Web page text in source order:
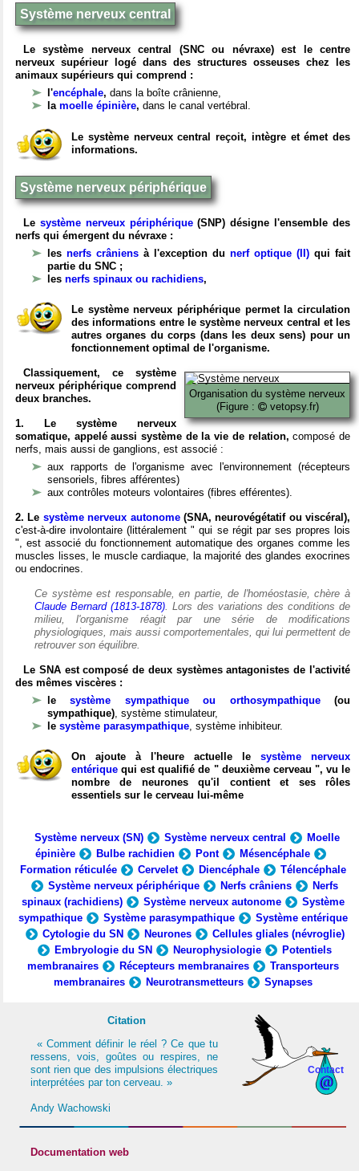
Système nerveux central
Le système nerveux central (SNC ou névraxe) est le centre
nerveux supérieur logé dans des structures osseuses chez les
animaux supérieurs qui comprend :
l'encéphale, dans la boîte crânienne,
la moelle épinière, dans le canal vertébral.
Le système nerveux central reçoit, intègre et émet des
informations.
Système nerveux périphérique
Le système nerveux périphérique(SNP) désigne l'ensemble des
nerfs qui émergent du névraxe :
les nerfs crâniens à l'exception du nerf optique (II) qui fait
partie du SNC ;
les nerfs spinaux ou rachidiens,
Le système nerveux périphérique permet la circulation
des informations entre le système nerveux central et les
autres organes du corps (dans les deux sens) pour un
fonctionnement optimal de l'organisme.
Organisation du système nerveux
(Figure :
vetopsy.fr)
Classiquement, ce système
nerveux périphérique comprend
deux branches.
1. Le système nerveux
somatique, appelé aussi système de la vie de relation, composé de
nerfs, mais aussi de ganglions, est associé :
aux rapports de l'organisme avec l'environnement (récepteurs
sensoriels, fibres afférentes)
aux contrôles moteurs volontaires (fibres efférentes).
2. Le système nerveux autonome(SNA, neurovégétatif ou viscéral),
c'est-à-dire involontaire (littéralement " qui se régit par ses propres lois
", est associé du fonctionnement automatique des organes comme les
muscles lisses, le muscle cardiaque, la majorité des glandes exocrines
ou endocrines.
Ce système est responsable, en partie, de l'homéostasie, chère à
Claude Bernard (1813-1878). Lors des variations des conditions de
milieu, l'organisme réagit par une série de modifications
physiologiques, mais aussi comportementales, qui lui permettent de
retrouver son équilibre.
Le SNA est composé de deux systèmes antagonistes de l'activité
des mêmes viscères :
lesystème sympathique ou orthosympathique(ou
sympathique), système stimulateur,
le système parasympathique, système inhibiteur.
On ajoute à l'heure actuelle le système nerveux
entérique qui est qualifié de " deuxième cerveau ", vu le
nombre de neurones qu'il contient et ses rôles
essentiels sur le cerveau lui-même
Système nerveux (SN) Système nerveux central
Moelle
épinière
Bulbe rachidien Pont
Mésencéphale
Formation réticulée
Cervelet Diencéphale
Télencéphale
Système nerveux périphérique
Nerfs crâniens
Nerfs
spinaux (rachidiens)
Système nerveux autonome
Système
sympathique
Système parasympathique
Système entérique
Cytologie du SN
Neurones
Cellules gliales (névroglie)
Embryologie du SN
Neurophysiologie
Potentiels
membranaires
Récepteurs membranaires
Transporteurs
membranaires
Neurotransmetteurs Synapses
Contact
Citation
« Comment définir le réel ? Ce que tu
ressens, vois, goûtes ou respires, ne
sont rien que des impulsions électriques
interprétées par ton cerveau. »
Andy Wachowski
Documentation web